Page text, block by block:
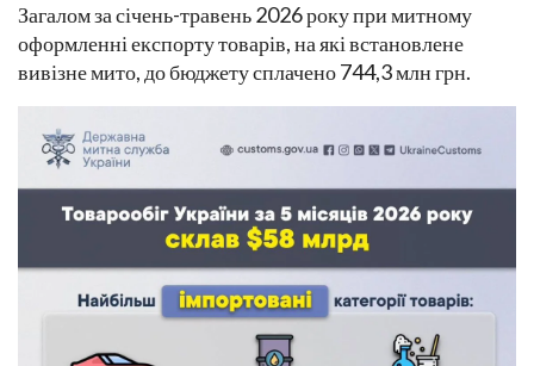
Загалом за січень-травень 2026 року при митному
оформленні експорту товарів, на які встановлене
вивізне мито, до бюджету сплачено 744,3 млн грн.